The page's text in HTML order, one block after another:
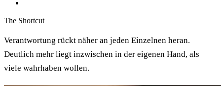
The Shortcut
Verantwortung rückt näher an jeden Einzelnen heran.
Deutlich mehr liegt inzwischen in der eigenen Hand, als
viele wahrhaben wollen.